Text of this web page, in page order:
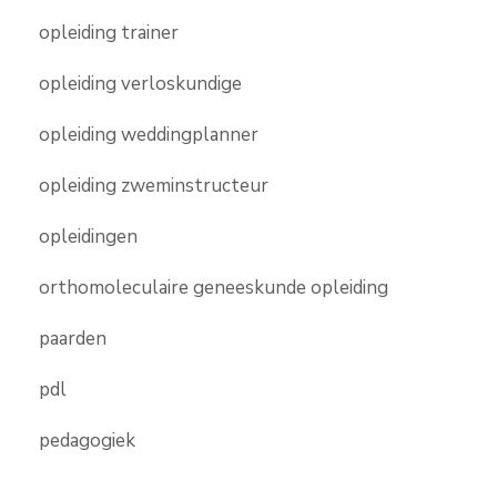
opleiding trainer
opleiding verloskundige
opleiding weddingplanner
opleiding zweminstructeur
opleidingen
orthomoleculaire geneeskunde opleiding
paarden
pdl
pedagogiek